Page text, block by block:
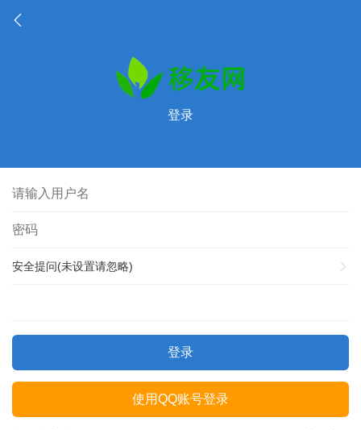
登录
安全提问(未设置请忽略)
登录
使用QQ账号登录